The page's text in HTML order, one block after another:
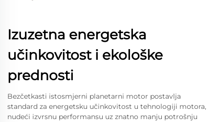
Izuzetna energetska
učinkovitost i ekološke
prednosti
Bezčetkasti istosmjerni planetarni motor postavlja
standard za energetsku učinkovitost u tehnologiji motora,
nudeći izvrsnu performansu uz znatno manju potrošnju